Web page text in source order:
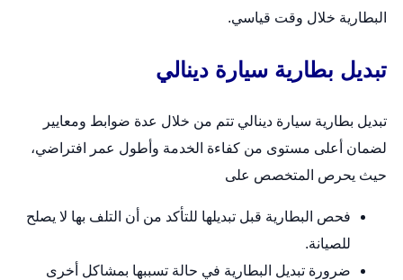
البطارية خلال وقت قياسي.
تبديل بطارية سيارة دينالي
تبديل بطارية سيارة دينالي تتم من خلال عدة ضوابط ومعايير
لضمان أعلى مستوى من كفاءة الخدمة وأطول عمر افتراضي،
حيث يحرص المتخصص على
فحص البطارية قبل تبديلها للتأكد من أن التلف بها لا يصلح
للصيانة.
ضرورة تبديل البطارية في حالة تسببها بمشاكل أخرى